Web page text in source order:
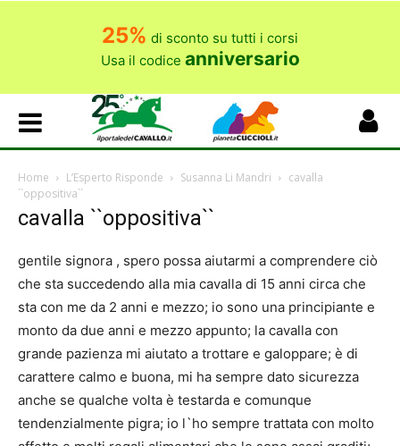
25% di sconto su tutti i corsi
Usa il codice anniversario
Home L’Esperto Risponde Susanna Li Mandri
cavalla
``oppositiva``
cavalla ``oppositiva``
gentile signora , spero possa aiutarmi a comprendere ciò
che sta succedendo alla mia cavalla di 15 anni circa che
sta con me da 2 anni e mezzo; io sono una principiante e
monto da due anni e mezzo appunto; la cavalla con
grande pazienza mi aiutato a trottare e galoppare; è di
carattere calmo e buona, mi ha sempre dato sicurezza
anche se qualche volta è testarda e comunque
tendenzialmente pigra; io l`ho sempre trattata con molto